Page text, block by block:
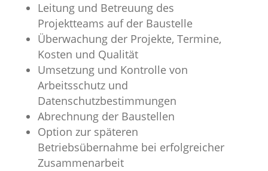
Leitung und Betreuung des
Projektteams auf der Baustelle
Überwachung der Projekte, Termine,
Kosten und Qualität
Umsetzung und Kontrolle von
Arbeitsschutz und
Datenschutzbestimmungen
Abrechnung der Baustellen
Option zur späteren
Betriebsübernahme bei erfolgreicher
Zusammenarbeit